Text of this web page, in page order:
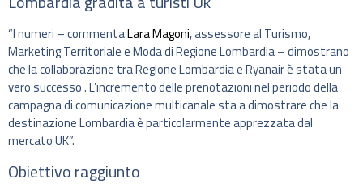
“I numeri – commentaLara Magoni, assessore al Turismo,
Marketing Territoriale e Moda di Regione Lombardia – dimostrano
che la collaborazione tra Regione Lombardia e Ryanair è stata un
vero successo . L’incremento delle prenotazioni nel periodo della
campagna di comunicazione multicanale sta a dimostrare che la
destinazione Lombardia è particolarmente apprezzata dal
mercato UK”.
Obiettivo raggiunto